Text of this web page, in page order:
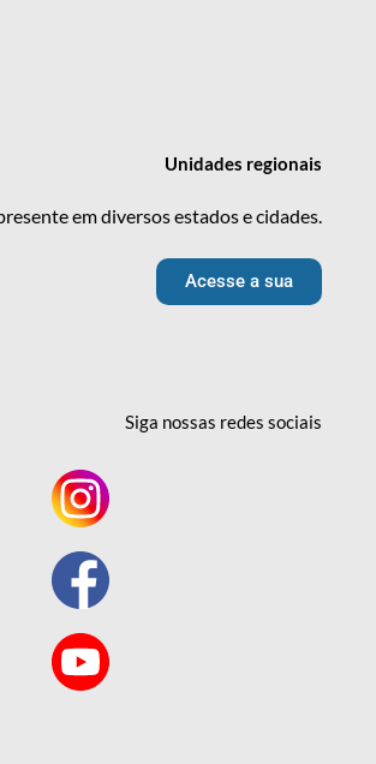
Unidades regionais
em diversos estados e cidades.
Acesse a sua
Siga nossas redessociais